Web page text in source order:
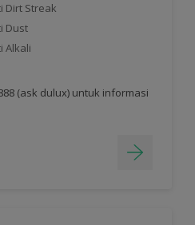
Dirt Streak
Dust
Alkali
(ask dulux) untuk informasi